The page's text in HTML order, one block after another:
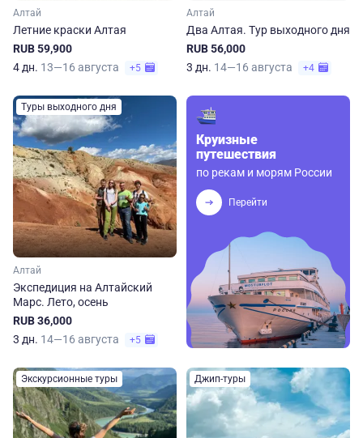
Алтай
Летние краски Алтая
RUB 59,900
4 дн. 13—16 августа +5
Алтай
Два Алтая. Тур выходного дня
RUB 56,000
3 дн. 14—16 августа +4
Туры выходного дня
Алтай
Экспедиция на Алтайский
Марс. Лето, осень
RUB 36,000
3 дн. 14—16 августа +5
Круизные
путешествия
по рекам и морям России
Перейти
Экскурсионные туры Джип-туры